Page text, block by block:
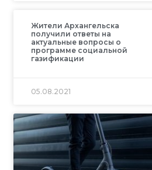
Жители Архангельска
получили ответы на
актуальные вопросы о
программе социальной
газификации
05.08.2021